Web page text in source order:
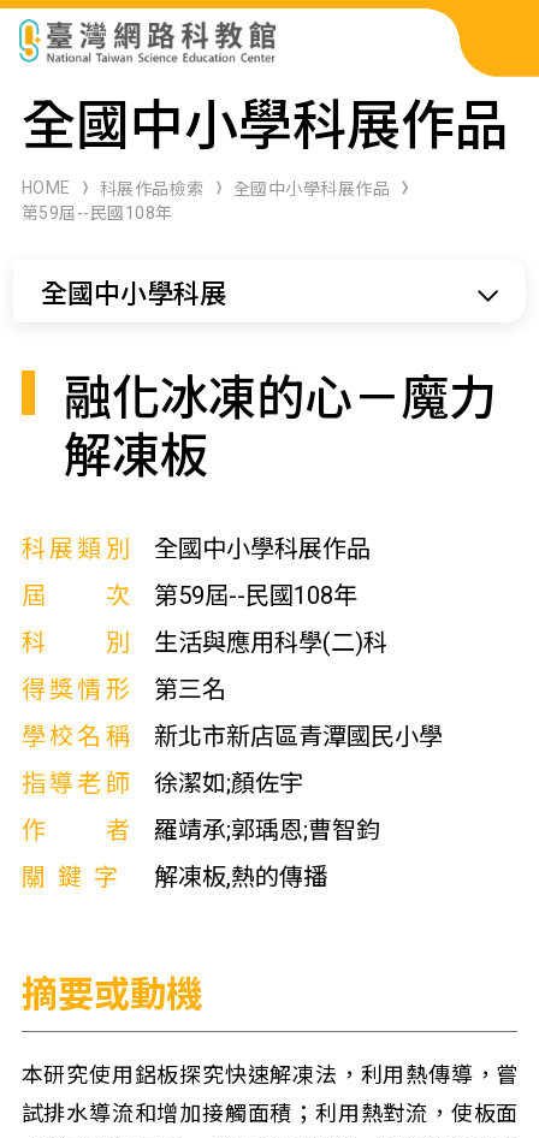
科展作品檢索
科學研習月刊
全國中小學科展作品
HOME 科展作品檢索
全國中小學科展作品
第59屆--民國108年
全國中小學科展
融化冰凍的心－魔力
解凍板
科展類別
全國中小學科展作品
屆次
第59屆--民國108年
科別
生活與應用科學(二)科
得獎情形
第三名
學校名稱
新北市新店區青潭國民小學
指導老師
徐潔如;顏佐宇
作者
羅靖承;郭瑀恩;曹智鈞
關鍵字
解凍板,熱的傳播
摘要或動機
本研究使用鋁板探究快速解凍法，利用熱傳導，嘗
試排水導流和增加接觸面積；利用熱對流，使板面